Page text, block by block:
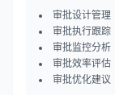
审批设计管理
审批执行跟踪
审批监控分析
审批效率评估
审批优化建议